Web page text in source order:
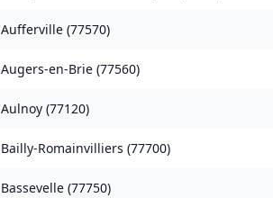
Aufferville (77570)
Augers-en-Brie (77560)
Aulnoy (77120)
Bailly-Romainvilliers (77700)
Bassevelle (77750)